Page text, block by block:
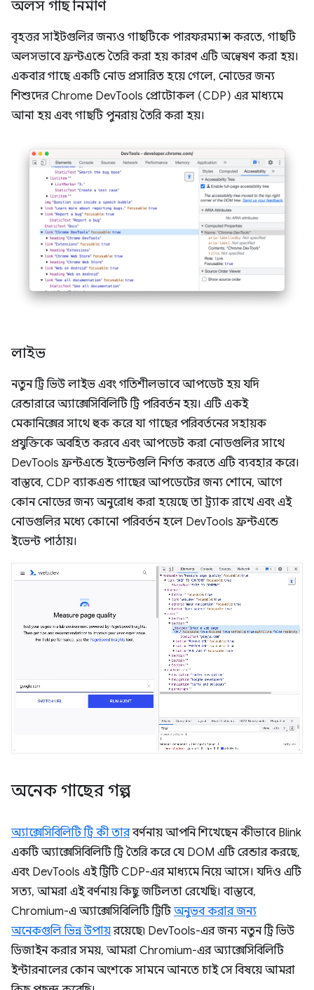
অলস গাছ নির্মাণ
বৃহত্তর সাইটগুলির জন্যও গাছটিকে পারফরম্যান্স করতে, গাছটি
অলসভাবে ফ্রন্টএন্ডে তৈরি করা হয় কারণ এটি অন্বেষণ করা হয়।
একবার গাছে একটি নোড প্রসারিত হয়ে গেলে, নোডের জন্য
শিশুদের Chrome DevTools প্রোটোকল (CDP) এর মাধ্যমে
আনা হয় এবং গাছটি পুনরায় তৈরি করা হয়।
লাইভ
নতুন ট্রি ভিউ লাইভ এবং গতিশীলভাবে আপডেট হয় যদি
রেন্ডারারে অ্যাক্সেসিবিলিটি ট্রি পরিবর্তন হয়। এটি একই
মেকানিক্সের সাথে হুক করে যা গাছের পরিবর্তনের সহায়ক
প্রযুক্তিকে অবহিত করবে এবং আপডেট করা নোডগুলির সাথে
DevTools ফ্রন্টএন্ডে ইভেন্টগুলি নির্গত করতে এটি ব্যবহার করে।
বাস্তবে, CDP ব্যাকএন্ড গাছের আপডেটের জন্য শোনে, আগে
কোন নোডের জন্য অনুরোধ করা হয়েছে তা ট্র্যাক রাখে এবং এই
নোডগুলির মধ্যে কোনো পরিবর্তন হলে DevTools ফ্রন্টএন্ডে
ইভেন্ট পাঠায়।
অনেক গাছের গল্প
অ্যাক্সেসিবিলিটি ট্রি কী তারবর্ণনায় আপনি শিখেছেন কীভাবে Blink
একটি অ্যাক্সেসিবিলিটি ট্রি তৈরি করে যে DOM এটি রেন্ডার করছে,
এবং DevTools এই ট্রিটি CDP-এর মাধ্যমে নিয়ে আসে। যদিও এটি
সত্য, আমরা এই বর্ণনায় কিছু জটিলতা রেখেছি। বাস্তবে,
Chromium-এ অ্যাক্সেসিবিলিটি ট্রিটিঅনুভব করার জন্য
অনেকগুলি ভিন্ন উপায়রয়েছে৷ DevTools-এর জন্য নতুন ট্রি ভিউ
ডিজাইন করার সময়, আমরা Chromium-এর অ্যাক্সেসিবিলিটি
ইন্টারনালের কোন অংশকে সামনে আনতে চাই সে বিষয়ে আমরা